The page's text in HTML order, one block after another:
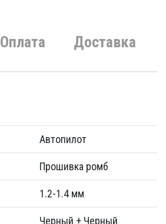
Оплата Доставка
Автопилот
Прошивка ромб
1.2-1.4 мм
Черный + Черный